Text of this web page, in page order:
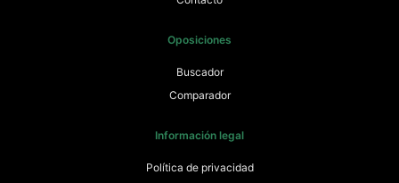
Oposiciones
Buscador
Comparador
Información legal
Política de privacidad